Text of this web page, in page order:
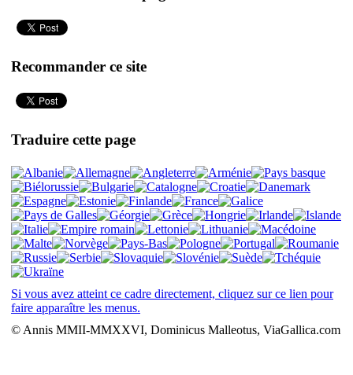
Recommander ce site
Traduire cette page
Si vous avez atteint ce cadre directement, cliquez sur ce lien pour
faire apparaître les menus.
© Annis MMII-MMXXVI, Dominicus Malleotus, ViaGallica.com